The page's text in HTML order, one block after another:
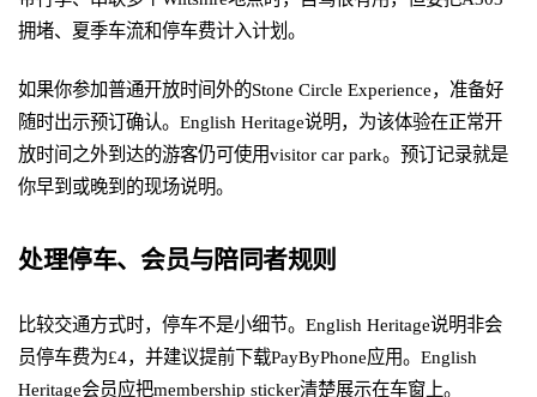
拥堵、夏季车流和停车费计入计划。
如果你参加普通开放时间外的Stone Circle Experience，准备好
随时出示预订确认。English Heritage说明，为该体验在正常开
放时间之外到达的游客仍可使用visitor car park。预订记录就是
你早到或晚到的现场说明。
处理停车、会员与陪同者规则
比较交通方式时，停车不是小细节。English Heritage说明非会
员停车费为£4，并建议提前下载PayByPhone应用。English
Heritage会员应把membership sticker清楚展示在车窗上。